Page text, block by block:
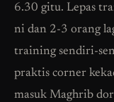
6.30 gitu. Lepas
ni dan 2-3 orang
training sendiri-
praktis corner
masuk Maghrib